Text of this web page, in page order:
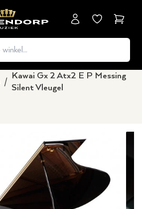
/
Kawai Gx 2 Atx2 E P Messing
Silent Vleugel